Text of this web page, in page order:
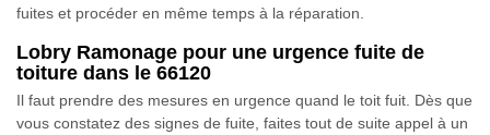
fuites et procéder en même temps à la réparation.
Lobry Ramonage pour une urgence fuite de
toiture dans le 66120
Il faut prendre des mesures en urgence quand le toit fuit. Dès que
vous constatez des signes de fuite, faites tout de suite appel à un